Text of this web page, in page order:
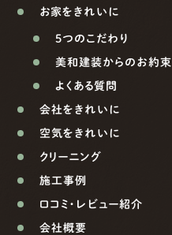
お家をきれいに
5つのこだわり
美和建装からのお約束
よくある質問
会社をきれいに
空気をきれいに
クリーニング
施工事例
口コミ・レビュー紹介
会社概要